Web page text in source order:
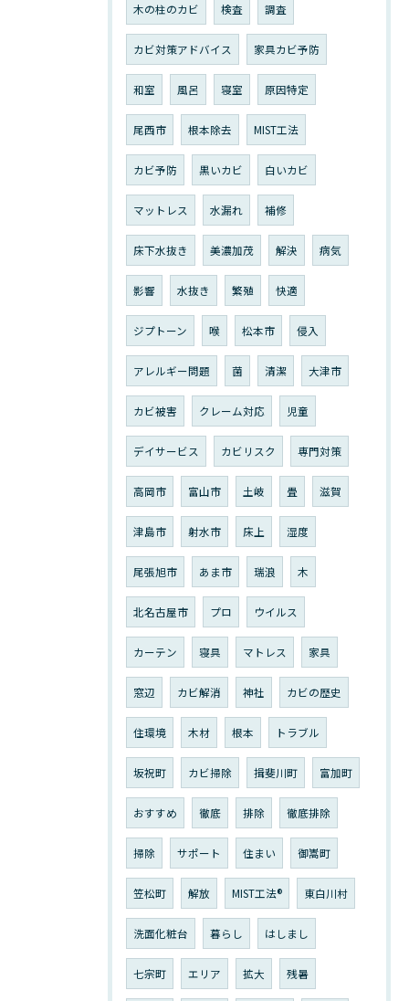
木の柱のカビ 検査 調査
カビ対策アドバイス 家具カビ予防
和室 風呂 寝室 原因特定
尾西市 根本除去 MIST工法
カビ予防 黒いカビ 白いカビ
マットレス 水漏れ 補修
床下水抜き 美濃加茂 解決 病気
影響 水抜き 繁殖 快適
ジプトーン 喉 松本市 侵入
アレルギー問題 菌 清潔 大津市
カビ被害 クレーム対応 児童
デイサービス カビリスク 専門対策
高岡市 富山市 土岐 畳 滋賀
津島市 射水市 床上 湿度
尾張旭市 あま市 瑞浪 木
北名古屋市 プロ ウイルス
カーテン 寝具 マトレス 家具
窓辺 カビ解消 神社 カビの歴史
住環境 木材 根本 トラブル
坂祝町 カビ掃除 揖斐川町 富加町
おすすめ 徹底 排除 徹底排除
掃除 サポート 住まい 御嵩町
笠松町 解放 MIST工法®︎ 東白川村
洗面化粧台 暮らし はしまし
七宗町 エリア 拡大 残暑